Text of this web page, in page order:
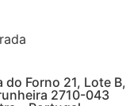
do Forno 21, Lote B,
2710-043